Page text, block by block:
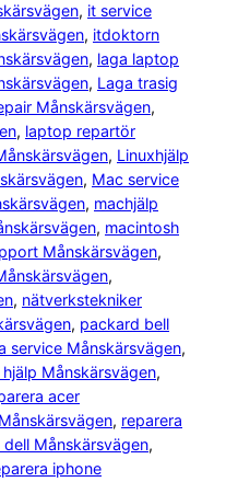
, it service
, itdoktorn
, laga laptop
, Laga trasig
Månskärsvägen
, laptop repartör
, Linuxhjälp
, Mac service
, machjälp
, macintosh
Månskärsvägen
, nätverkstekniker
, packard bell
service Månskärsvägen
Månskärsvägen
acer
, reparera
dell Månskärsvägen
iphone